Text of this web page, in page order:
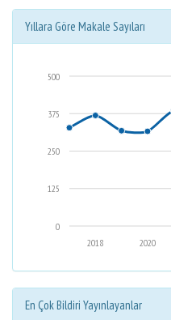
Yıllara Göre Makale Sayıları
0
125
250
375
500
2020
2018
En Çok Bildiri Yayınlayanlar